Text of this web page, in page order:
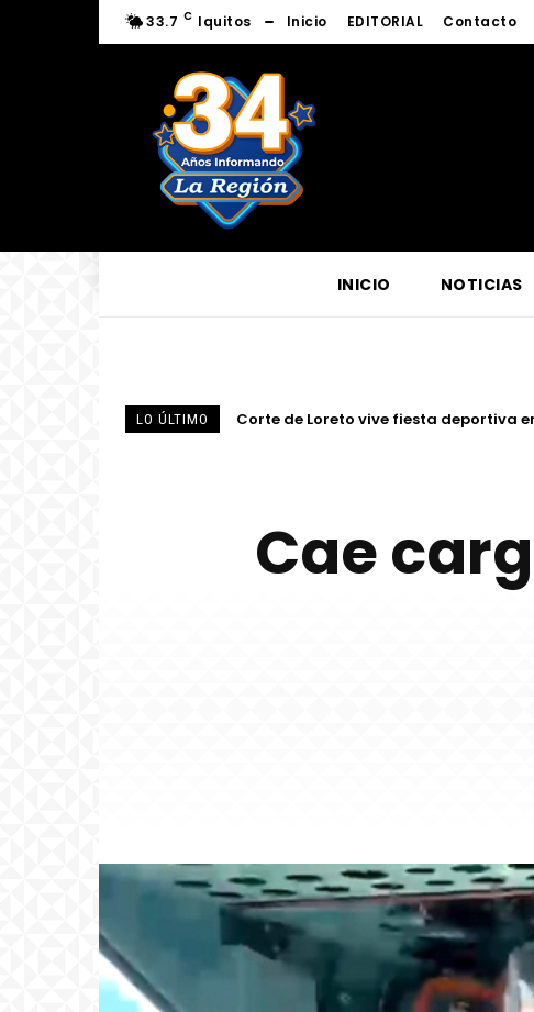
33.7 C Iquitos Inicio EDITORIAL Contacto
INICIO NOTICIAS
LO ÚLTIMO Fortalecen conocimientos sobre la
Cae